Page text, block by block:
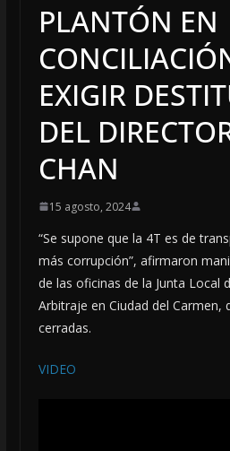
PLANTÓN EN
EXIGIR
DEL
CHAN
15 agosto, 2024
“Se supone que la 4T es de
más corrupción”, afirmaron
de las oficinas de la Junta Local
Arbitraje en Ciudad del Carmen,
cerradas.
VIDEO